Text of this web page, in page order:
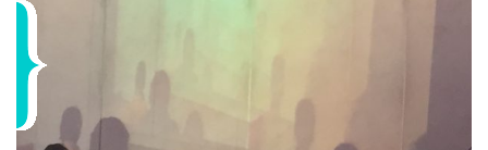
oder Präsentation. Wir freuen uns über Begegnungen und
WO?